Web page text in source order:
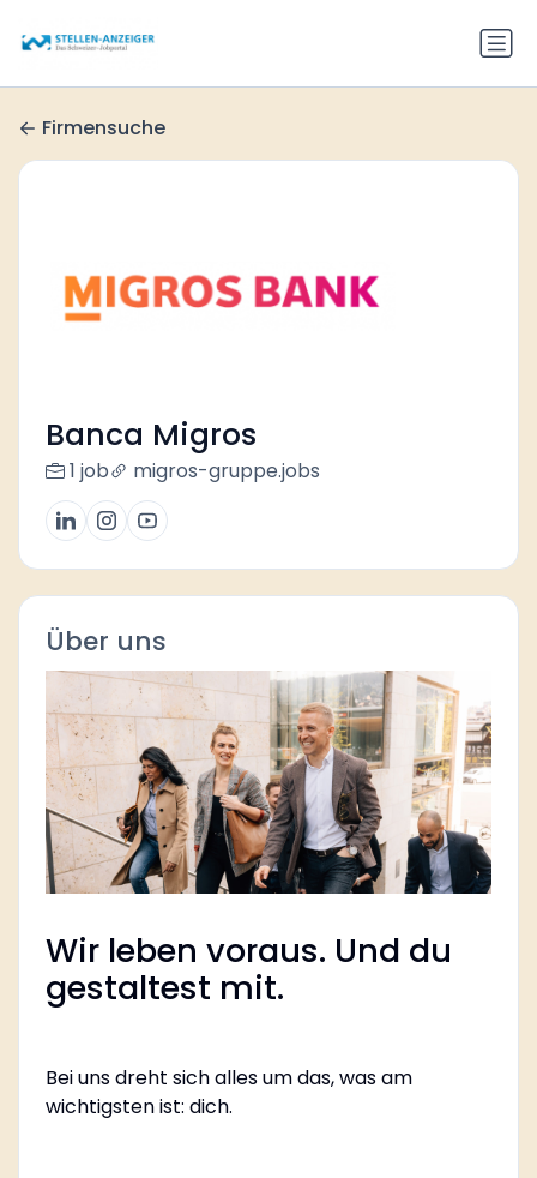
Firmensuche
Banca Migros
1 job migros-gruppe.jobs
Über uns
Wir leben voraus. Und du
gestaltest mit.
Bei uns dreht sich alles um das, was am
wichtigsten ist: dich.